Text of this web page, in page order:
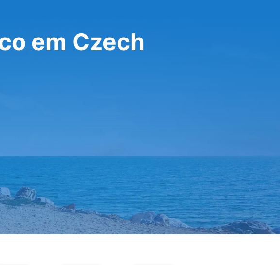
em Czech